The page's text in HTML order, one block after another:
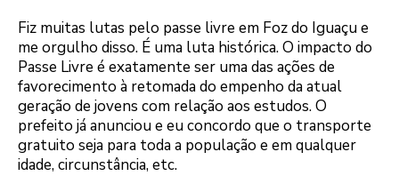
Fiz muitas lutas pelo passe livre em Foz do Iguaçu e
me orgulho disso. É uma luta histórica. O impacto do
Passe Livre é exatamente ser uma das ações de
favorecimento à retomada do empenho da atual
geração de jovens com relação aos estudos. O
prefeito já anunciou e eu concordo que o transporte
gratuito seja para toda a população e em qualquer
idade, circunstância, etc.